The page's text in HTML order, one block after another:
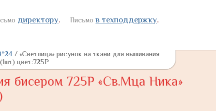
директору. Письмо в техподдержку.
/ «Светлица» рисунок на ткани для вышивания
цвет:725Р
бисером 725Р «Св.Мца Ника»